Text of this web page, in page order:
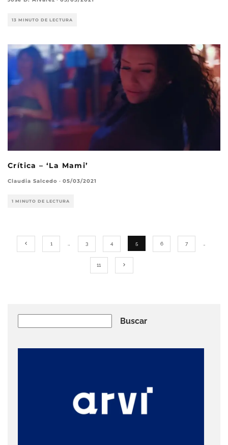
13 MINUTO DE LECTURA
Crítica – ‘La Mami’
Claudia Salcedo · 05/03/2021
1 MINUTO DE LECTURA
1 3 4 5 6 7
11
Buscar